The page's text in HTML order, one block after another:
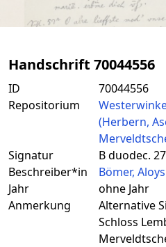
Handschrift 70044556
ID
70044556
Repositorium
(Herbern,
Signatur
B duodec.
Beschreiber*in
Bömer, Aloys
Jahr
ohne Jahr
Anmerkung
Alternative
Schloss